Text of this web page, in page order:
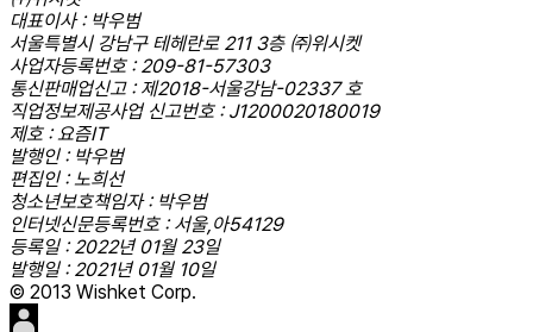
대표이사 : 박우범
서울특별시 강남구 테헤란로 211 3층 ㈜위시켓
사업자등록번호 : 209-81-57303
통신판매업신고 : 제2018-서울강남-02337 호
직업정보제공사업 신고번호 : J1200020180019
제호 : 요즘IT
발행인 : 박우범
편집인 : 노희선
청소년보호책임자 : 박우범
인터넷신문등록번호 : 서울,아54129
등록일 : 2022년 01월 23일
발행일 : 2021년 01월 10일
© 2013 Wishket Corp.